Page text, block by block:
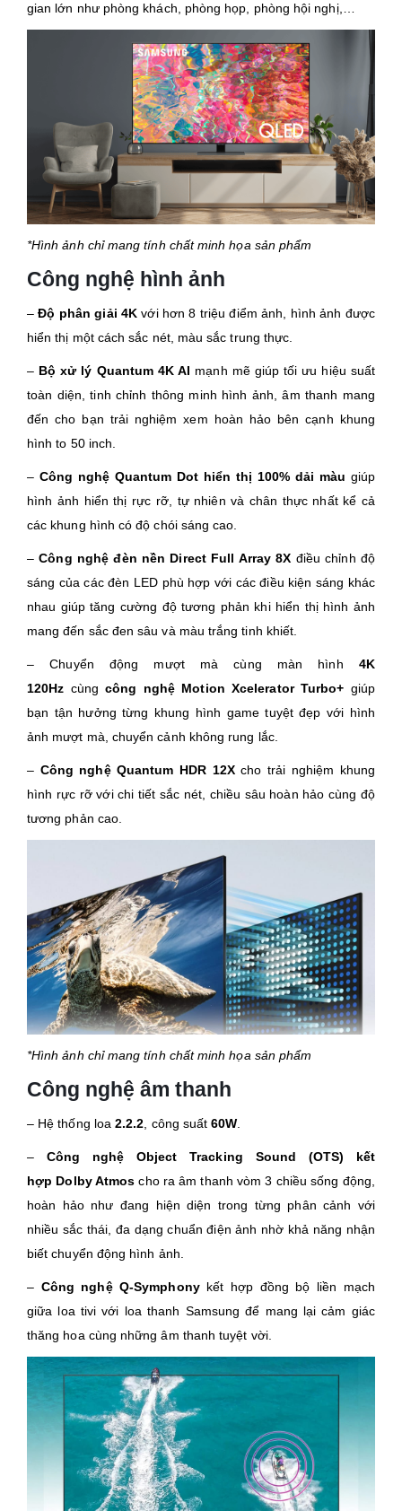
gian lớn như phòng khách, phòng họp, phòng hội nghị,…
*Hình ảnh chỉ mang tính chất minh họa sản phẩm​
Công nghệ hình ảnh
– Độ phân giải 4Kvới hơn 8 triệu điểm ảnh, hình ảnh được
hiển thị một cách sắc nét, màu sắc trung thực.
– Bộ xử lý Quantum 4K AI mạnh mẽ giúp tối ưu hiệu suất
toàn diện, tinh chỉnh thông minh hình ảnh, âm thanh mang
đến cho bạn trải nghiệm xem hoàn hảo bên cạnh khung
hình to 50 inch.
– Công nghệ Quantum Dot hiển thị 100% dải màu giúp
hình ảnh hiển thị rực rỡ, tự nhiên và chân thực nhất kể cả
các khung hình có độ chói sáng cao.
–Công nghệ đèn nền Direct Full Array 8X điều chỉnh độ
sáng của các đèn LED phù hợp với các điều kiện sáng khác
nhau giúp tăng cường độ tương phản khi hiển thị hình ảnh
mang đến sắc đen sâu và màu trắng tinh khiết.
– Chuyển động mượt mà cùng màn hình 4K
120Hz cùngcông nghệ Motion Xcelerator Turbo+ giúp
bạn tận hưởng từng khung hình game tuyệt đẹp với hình
ảnh mượt mà, chuyển cảnh không rung lắc.
– Công nghệ Quantum HDR 12Xcho trải nghiệm khung
hình rực rỡ với chi tiết sắc nét, chiều sâu hoàn hảo cùng độ
tương phản cao.
*Hình ảnh chỉ mang tính chất minh họa sản phẩm​
Công nghệ âm thanh
– Hệ thống loa2.2.2 , công suất60W
– Công nghệ Object Tracking Sound (OTS) kết
hợp Dolby Atmoscho ra âm thanh vòm 3 chiều sống động,
hoàn hảo như đang hiện diện trong từng phân cảnh với
nhiều sắc thái, đa dạng chuẩn điện ảnh nhờ khả năng nhận
biết chuyển động hình ảnh.
– Công nghệ Q-Symphonykết hợp đồng bộ liền mạch
giữa loa tivi với loa thanh Samsung để mang lại cảm giác
thăng hoa cùng những âm thanh tuyệt vời.